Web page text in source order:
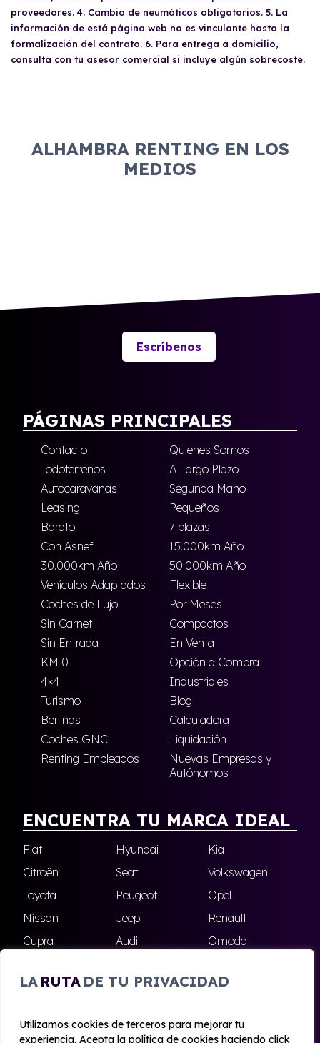
LA RUTA DE TU PRIVACIDAD
Utilizamos cookies de terceros para mejorar tu
experiencia. Acepta la política de cookies haciendo click
proveedores. 4. Cambio de neumáticos obligatorios. 5. La
información de está página web no es vinculante hasta la
formalización del contrato. 6. Para entrega a domicilio,
consulta con tu asesor comercial si incluye algún sobrecoste.
ALHAMBRA RENTING EN LOS
MEDIOS
Escríbenos
PÁGINAS PRINCIPALES
Contacto
Quienes Somos
Todoterrenos
A Largo Plazo
Autocaravanas
Segunda Mano
Leasing
Pequeños
Barato
7 plazas
Con Asnef
15.000km Año
30.000km Año
50.000km Año
Vehículos Adaptados
Flexible
Coches de Lujo
Por Meses
Sin Carnet
Compactos
Sin Entrada
En Venta
KM 0
Opción a Compra
4×4
Industriales
Turismo
Blog
Berlinas
Calculadora
Coches GNC
Liquidación
Renting Empleados
Nuevas Empresas y
Autónomos
ENCUENTRA TU MARCA IDEAL
Fiat Hyundai
Kia
Citroën
Seat
Volkswagen
Toyota
Peugeot
Opel
Nissan
Jeep
Renault
Cupra
Audi
Omoda
Skoda
Ford Todas las marcas